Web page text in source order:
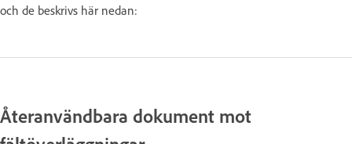
och de beskrivs här nedan:
Återanvändbara dokument mot